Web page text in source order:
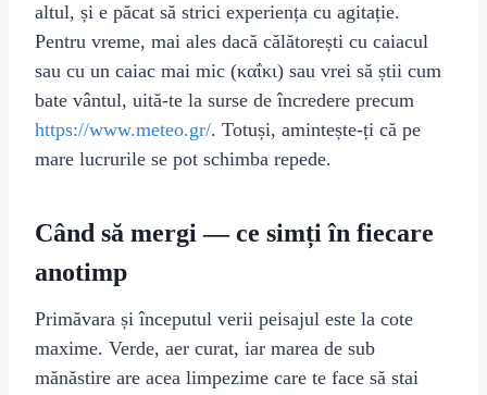
altul, și e păcat să strici experiența cu agitație.
Pentru vreme, mai ales dacă călătorești cu caiacul
sau cu un caiac mai mic (καΐκι) sau vrei să știi cum
bate vântul, uită‑te la surse de încredere precum
https://www.meteo.gr/. Totuși, amintește‑ți că pe
mare lucrurile se pot schimba repede.
Când să mergi — ce simți în fiecare
anotimp
Primăvara și începutul verii peisajul este la cote
maxime. Verde, aer curat, iar marea de sub
mănăstire are acea limpezime care te face să stai